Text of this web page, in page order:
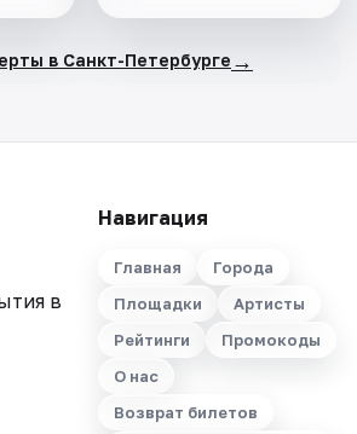
в Санкт-Петербурге →
в
Навигация
Главная
Города
Площадки
Артисты
Рейтинги
Промокоды
О нас
Возврат билетов